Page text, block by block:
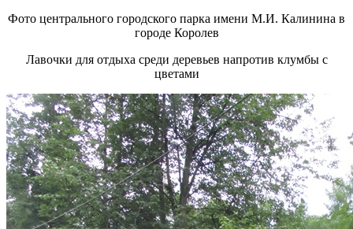
Фото центрального городского парка имени М.И. Калинина в
городе Королев
Лавочки для отдыха среди деревьев напротив клумбы с
цветами